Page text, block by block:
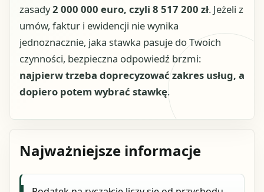
zasady2 000 000 euro, czyli 8 517 200 zł. Jeżeli z
umów, faktur i ewidencji nie wynika
jednoznacznie, jaka stawka pasuje do Twoich
czynności, bezpieczna odpowiedź brzmi:
najpierw trzeba doprecyzować zakres usług, a
dopiero potem wybrać stawkę.
Najważniejsze informacje